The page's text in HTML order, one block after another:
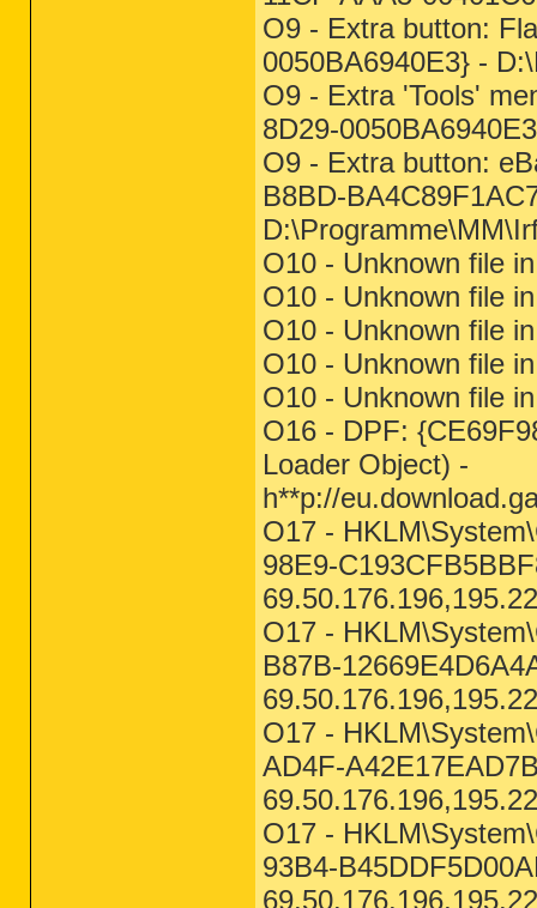
O9 - Extra button:
0050BA6940E3} -
O9 - Extra 'Tools'
8D29-
O9 - Extra button:
B8BD-
O10 - Unknown file
O10 - Unknown file
O10 - Unknown file
O10 - Unknown file
O10 - Unknown file
O16 - DPF:
Loader Object) -
h**p://
O17 -
98E9-
O17 -
B87B-
O17 -
AD4F-
O17 -
93B4-